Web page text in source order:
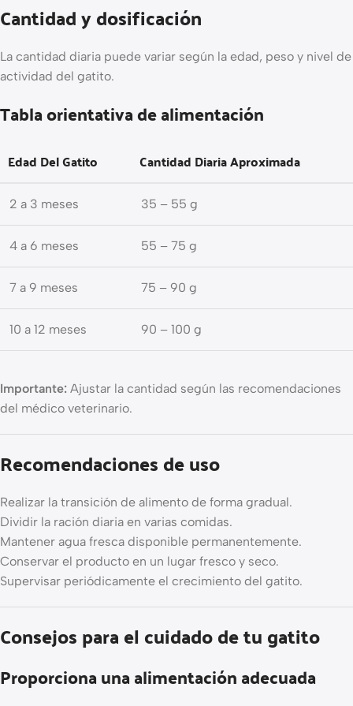
Cantidad y dosificación
La cantidad diaria puede variar según la edad, peso y nivel de
actividad del gatito.
Tabla orientativa de alimentación
Edad Del Gatito Cantidad Diaria Aproximada
2 a 3 meses 35 – 55 g
4 a 6 meses 55 – 75 g
7 a 9 meses 75 – 90 g
10 a 12 meses 90 – 100 g
Importante: Ajustar la cantidad según las recomendaciones
del médico veterinario.
Recomendaciones de uso
Realizar la transición de alimento de forma gradual.
Dividir la ración diaria en varias comidas.
Mantener agua fresca disponible permanentemente.
Conservar el producto en un lugar fresco y seco.
Supervisar periódicamente el crecimiento del gatito.
Consejos para el cuidado de tu gatito
Proporciona una alimentación adecuada